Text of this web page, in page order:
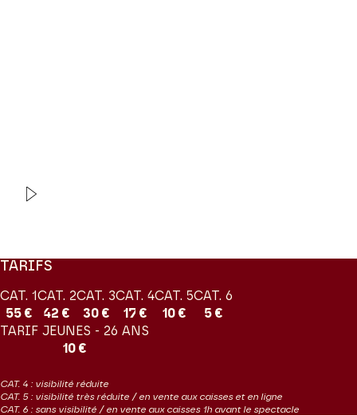
TARIFS
CAT. 1
55 €
CAT. 2
42 €
CAT. 3
30 €
CAT. 4
17 €
CAT. 5
10 €
CAT. 6
5 €
TARIF JEUNES - 26 ANS
10 €
CAT. 4 : visibilité réduite
CAT. 5 : visibilité très réduite / en vente aux caisses et en ligne
CAT. 6 : sans visibilité / en vente aux caisses 1h avant le spectacle